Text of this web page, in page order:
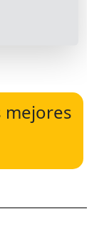
mejores